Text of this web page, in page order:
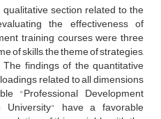
section related to the
the effectiveness of
training courses were three
of skills, the theme of strategies,
findings of the quantitative
related to all dimensions
"Professional Development
University" have a favorable